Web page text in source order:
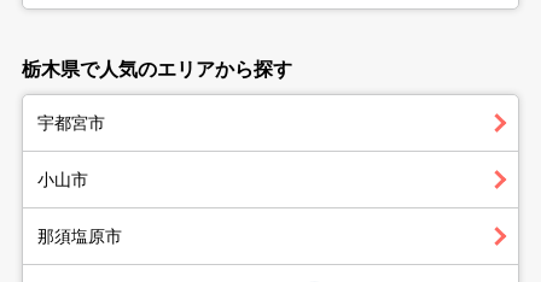
栃木県で人気のエリアから探す
宇都宮市
小山市
那須塩原市